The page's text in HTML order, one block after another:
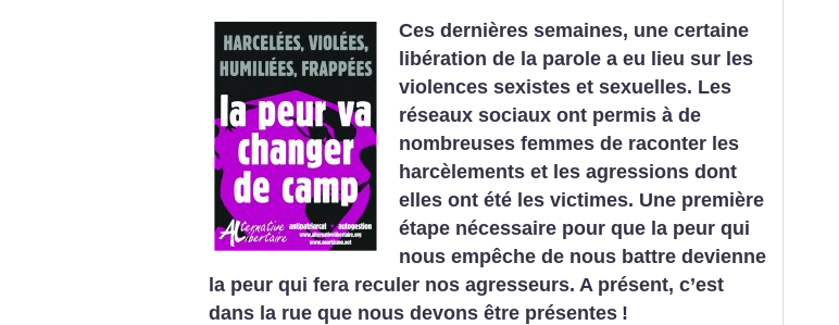
Ces dernières semaines, une certaine
libération de la parole a eu lieu sur les
violences sexistes et sexuelles. Les
réseaux sociaux ont permis à de
nombreuses femmes de raconter les
harcèlements et les agressions dont
elles ont été les victimes. Une première
étape nécessaire pour que la peur qui
nous empêche de nous battre devienne
la peur qui fera reculer nos agresseurs. A présent, c’est
dans la rue que nous devons être présentes !